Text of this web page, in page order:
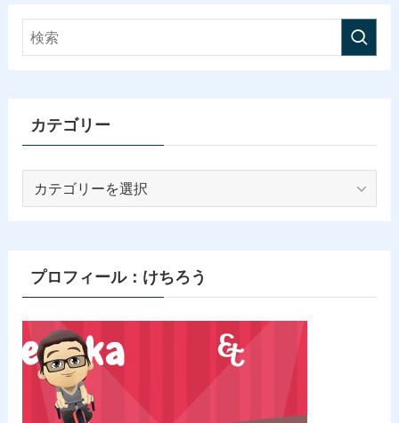
カテゴリー
ープロフィール：けちろう